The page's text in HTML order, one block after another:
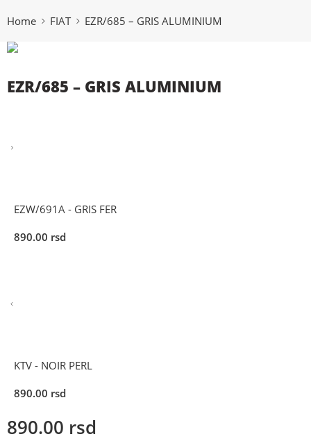
Home FIAT EZR/685 – GRIS ALUMINIUM
EZR/685 – GRIS ALUMINIUM
EZW/691A - GRIS FER
890.00 rsd
KTV - NOIR PERL
890.00 rsd
890.00 rsd